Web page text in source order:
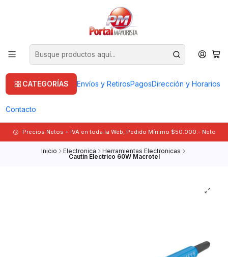
CATEGORÍAS Envíos y RetirosPagosDirección y Horarios
Contacto
Precios Netos + IVA en toda la Web, Pedido Mínimo $50.000.- Neto
Inicio Electronica Herramientas Electronicas
Cautin Electrico 60W Macrotel